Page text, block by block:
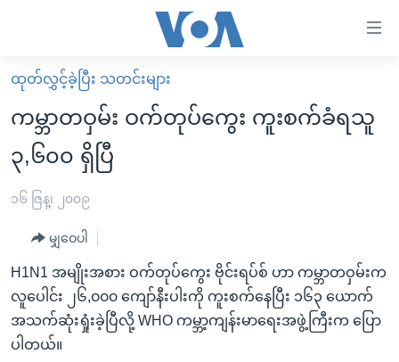
လွယ်ကူ
စေ
သည့်
Link
များ
အကြောင်းအရာ
ကျော်
ကြည့်
မူလစာမျက်နှာ
မြန်မာ
ကမ္ဘာ့သတင်းများ
နိုင်ငံတကာ
အစ္စရေး-ပါလက်စတိုင်း
ဗွီဒီယို
ရပ်ဝန်းတခု လမ်းတခု အလွန်
အင်္ဂလိပ်စာလေ့လာမယ်
အမေရိကန်သုံးအီဒီယံ
မကြေးမုံရဲ့ အင်္ဂလိပ်စာ
အပတ်စဉ်ကဏ္ဍများ
ရေဒီယို
ရေဒီယိုနှင့်ရုပ်သံ အချက်အလက်များ
ထုတ်လွှင့်ခဲ့ပြီး သတင်းများ
ကမ္ဘာတဝှမ်း ဝက်တုပ်ကွေး ကူးစက်ခံရသူ
၃,၆၀၀ ရှိပြီ
၁၆ ဇြန္၊ ၂၀၀၉
မျှဝေပါ
H1N1 အမျိုးအစား ဝက်တုပ်ကွေး ဗိုင်းရပ်စ် ဟာ ကမ္ဘာတဝှမ်းက
လူပေါင်း ၂၆,၀၀၀ ကျော်နီးပါးကို ကူးစက်နေပြီး ၁၆၃ ယောက်
အသက်ဆုံးရှုံးခဲ့ပြီလို့ WHO ကမ္ဘာ့ကျန်းမာရေးအဖွဲ့ကြီးက ပြော
ပါတယ်။